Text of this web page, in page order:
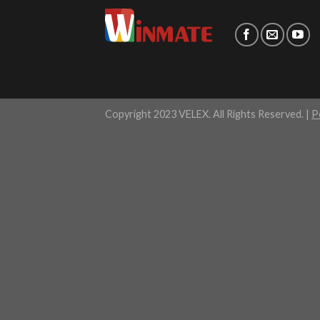
Copyright 2023 VELEX. All Rights Reserved. |